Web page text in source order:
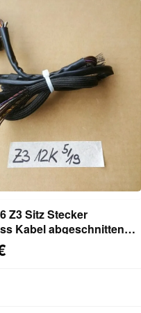
Z3 Sitz Stecker
Kabel abgeschnitten
1378134